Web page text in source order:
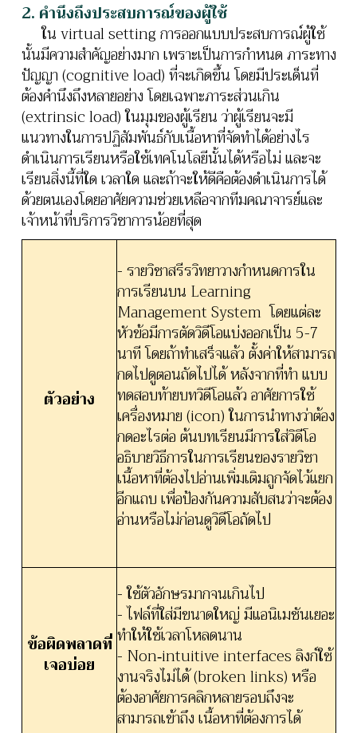
2. คำนึงถึงประสบการณ์ของผู้ใช้
ใน virtual setting การออกแบบประสบการณ์ผู้ใช้
นั้นมีความสำคัญอย่างมาก เพราะเป็นการกำหนด ภาระทาง
ปัญญา (cognitive load) ที่จะเกิดขึ้น โดยมีประเด็นที่
ต้องคำนึงถึงหลายอย่าง โดยเฉพาะภาระส่วนเกิน
(extrinsic load) ในมุมของผู้เรียน ว่าผู้เรียนจะมี
แนวทางในการปฏิสัมพันธ์กับเนื้อหาที่จัดทำได้อย่างไร
ดำเนินการเรียนหรือใช้เทคโนโลยีนั้นได้หรือไม่ และจะ
เรียนสิ่งนี้ที่ใด เวลาใด และถ้าจะให้ดีคือต้องดำเนินการได้
ด้วยตนเองโดยอาศัยความช่วยเหลือจากทีมคณาจารย์และ
เจ้าหน้าที่บริการวิชาการน้อยที่สุด
ตัวอย่าง
- รายวิชาสรีรวิทยาวางกำหนดการใน
การเรียนบน Learning
Management System โดยแต่ละ
หัวข้อมีการตัดวิดีโอแบ่งออกเป็น 5-7
นาที โดยถ้าทำเสร็จแล้ว ตั้งค่าให้สามารถ
กดไปดูตอนถัดไปได้ หลังจากที่ทำ แบบ
ทดสอบท้ายบทวิดีโอแล้ว อาศัยการใช้
เครื่องหมาย (icon) ในการนำทางว่าต้อง
กดอะไรต่อ ต้นบทเรียนมีการใส่วิดีโอ
อธิบายวิธีการในการเรียนของรายวิชา
เนื้อหาที่ต้องไปอ่านเพิ่มเติมถูกจัดไว้แยก
อีกแถบ เพื่อป้องกันความสับสนว่าจะต้อง
อ่านหรือไม่ก่อนดูวิดีโอถัดไป
ข้อผิดพลาดที่
เจอบ่อย
- ใช้ตัวอักษรมากจนเกินไป
- ไฟล์ที่ใส่มีขนาดใหญ่ มีแอนิเมชันเยอะ
ทำให้ใช้เวลาโหลดนาน
- Non‑intuitive interfaces ลิงก์ใช้
งานจริงไม่ได้ (broken links) หรือ
ต้องอาศัยการคลิกหลายรอบถึงจะ
สามารถเข้าถึง เนื้อหาที่ต้องการได้